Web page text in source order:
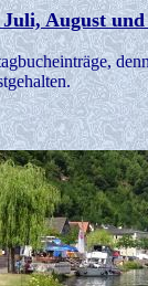
August und